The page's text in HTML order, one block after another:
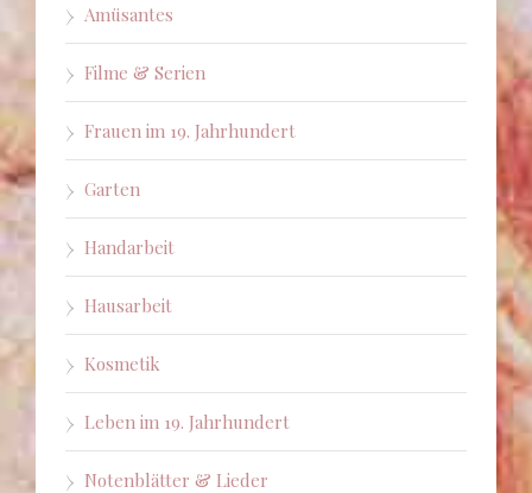
Amüsantes
Filme & Serien
Frauen im 19. Jahrhundert
Garten
Handarbeit
Hausarbeit
Kosmetik
Leben im 19. Jahrhundert
Notenblätter & Lieder